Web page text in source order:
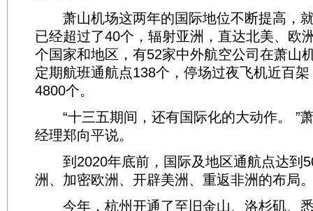
萧山机场这两年的国际地位不断提高，
已经超过了40个，辐射亚洲，直达北美、欧
个国家和地区，有52家中外航空公司在萧山
定期航班通航点138个，停场过夜飞机近百
4800个。
“十三五期间，还有国际化的大动作。 ”
经理郑向平说。
到2020年底前，国际及地区通航点达到
洲、加密欧洲、开辟美洲、重返非洲的布局
今年，杭州开通了至旧金山、洛杉矶、